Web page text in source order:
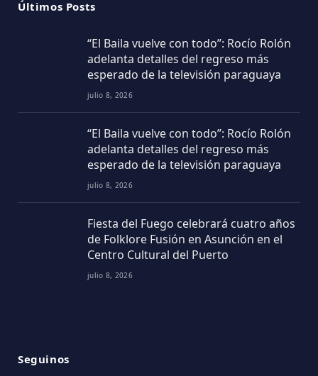
Últimos Posts
“El Baila vuelve con todo”: Rocío Rolón
adelanta detalles del regreso más
esperado de la televisión paraguaya
julio 8, 2026
“El Baila vuelve con todo”: Rocío Rolón
adelanta detalles del regreso más
esperado de la televisión paraguaya
julio 8, 2026
Fiesta del Fuego celebrará cuatro años
de Folklore Fusión en Asunción en el
Centro Cultural del Puerto
julio 8, 2026
Seguinos